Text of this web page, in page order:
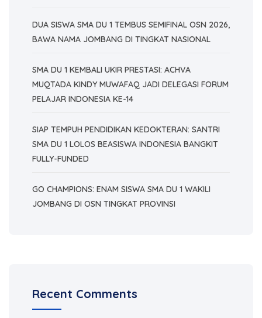
DUA SISWA SMA DU 1 TEMBUS SEMIFINAL OSN 2026,
BAWA NAMA JOMBANG DI TINGKAT NASIONAL
SMA DU 1 KEMBALI UKIR PRESTASI: ACHVA
MUQTADA KINDY MUWAFAQ JADI DELEGASI FORUM
PELAJAR INDONESIA KE-14
SIAP TEMPUH PENDIDIKAN KEDOKTERAN: SANTRI
SMA DU 1 LOLOS BEASISWA INDONESIA BANGKIT
FULLY-FUNDED
GO CHAMPIONS: ENAM SISWA SMA DU 1 WAKILI
JOMBANG DI OSN TINGKAT PROVINSI
Recent Comments